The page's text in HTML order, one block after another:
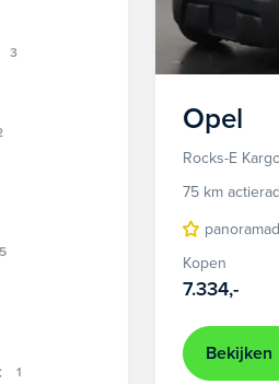
3
5
1
Opel
Rocks-E
75 km
Kopen
7.334,-
Bekijken